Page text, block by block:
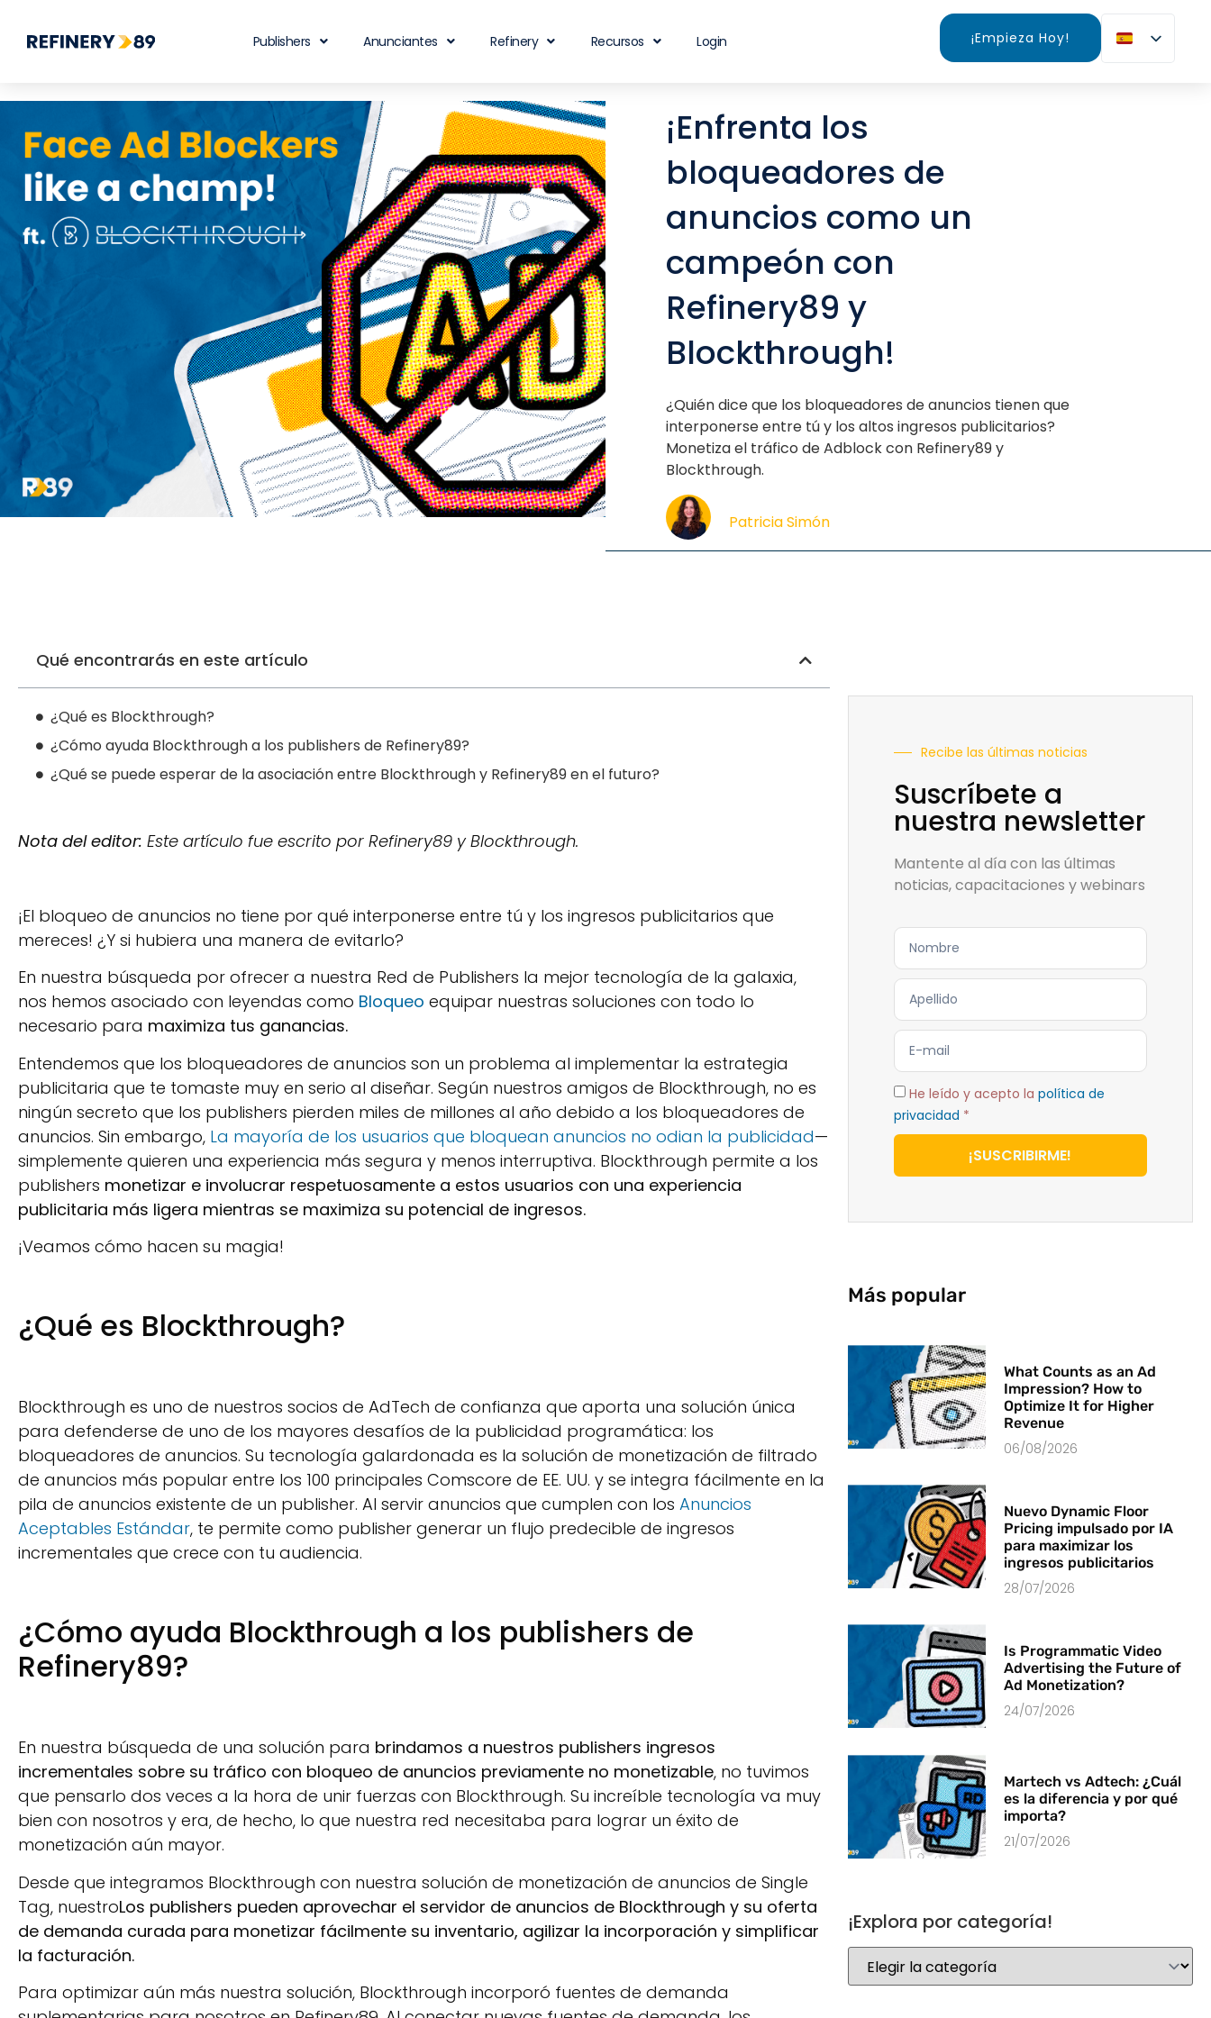
Publishers Anunciantes Refinery Recursos Login ¡Empieza Hoy!
¡Enfrenta los
bloqueadores de
anuncios como un
campeón con
Refinery89 y
Blockthrough!
¿Quién dice que los bloqueadores de anuncios tienen que
interponerse entre tú y los altos ingresos publicitarios?
Monetiza el tráfico de Adblock con Refinery89 y
Blockthrough.
Patricia Simón
Qué encontrarás en este artículo
¿Qué es Blockthrough?
¿Cómo ayuda Blockthrough a los publishers de Refinery89?
¿Qué se puede esperar de la asociación entre Blockthrough y Refinery89 en el futuro?
Nota del editor: Este artículo fue escrito por Refinery89 y Blockthrough.
¡El bloqueo de anuncios no tiene por qué interponerse entre tú y los ingresos publicitarios que
mereces! ¿Y si hubiera una manera de evitarlo?
En nuestra búsqueda por ofrecer a nuestra Red de Publishers la mejor tecnología de la galaxia,
nos hemos asociado con leyendas como Bloqueo equipar nuestras soluciones con todo lo
necesario para maximiza tus ganancias.
Entendemos que los bloqueadores de anuncios son un problema al implementar la estrategia
publicitaria que te tomaste muy en serio al diseñar. Según nuestros amigos de Blockthrough, no es
ningún secreto que los publishers pierden miles de millones al año debido a los bloqueadores de
anuncios. Sin embargo, La mayoría de los usuarios que bloquean anuncios no odian la publicidad—
simplemente quieren una experiencia más segura y menos interruptiva. Blockthrough permite a los
publishers monetizar e involucrar respetuosamente a estos usuarios con una experiencia
publicitaria más ligera mientras se maximiza su potencial de ingresos.
¡Veamos cómo hacen su magia!
¿Qué es Blockthrough?
Blockthrough es uno de nuestros socios de AdTech de confianza que aporta una solución única
para defenderse de uno de los mayores desafíos de la publicidad programática: los
bloqueadores de anuncios. Su tecnología galardonada es la solución de monetización de filtrado
de anuncios más popular entre los 100 principales Comscore de EE. UU. y se integra fácilmente en la
pila de anuncios existente de un publisher. Al servir anuncios que cumplen con los Anuncios
Aceptables Estándar, te permite como publisher generar un flujo predecible de ingresos
incrementales que crece con tu audiencia.
¿Cómo ayuda Blockthrough a los publishers de
Refinery89?
En nuestra búsqueda de una solución para brindamos a nuestros publishers ingresos
incrementales sobre su tráfico con bloqueo de anuncios previamente no monetizable, no tuvimos
que pensarlo dos veces a la hora de unir fuerzas con Blockthrough. Su increíble tecnología va muy
bien con nosotros y era, de hecho, lo que nuestra red necesitaba para lograr un éxito de
monetización aún mayor.
Desde que integramos Blockthrough con nuestra solución de monetización de anuncios de Single
Tag, nuestroLos publishers pueden aprovechar el servidor de anuncios de Blockthrough y su oferta
de demanda curada para monetizar fácilmente su inventario, agilizar la incorporación y simplificar
la facturación.
Para optimizar aún más nuestra solución, Blockthrough incorporó fuentes de demanda
Recibe las últimas noticias
Suscríbete a
nuestra newsletter
Mantente al día con las últimas
noticias, capacitaciones y webinars
He leído y acepto la política de
privacidad *
¡SUSCRIBIRME!
Más popular
What Counts as an Ad
Impression? How to
Optimize It for Higher
Revenue
06/08/2026
Nuevo Dynamic Floor
Pricing impulsado por IA
para maximizar los
ingresos publicitarios
28/07/2026
Is Programmatic Video
Advertising the Future of
Ad Monetization?
24/07/2026
Martech vs Adtech: ¿Cuál
es la diferencia y por qué
importa?
21/07/2026
¡Explora por categoría!